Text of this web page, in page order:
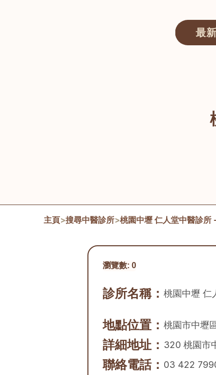
最
主頁>搜尋中醫診所>桃園中壢 仁人堂中醫診所
瀏覽數: 0
診所名稱： 桃園中壢 仁
地點位置： 桃園市中壢
詳細地址： 320 桃園市
聯絡電話： 03 422